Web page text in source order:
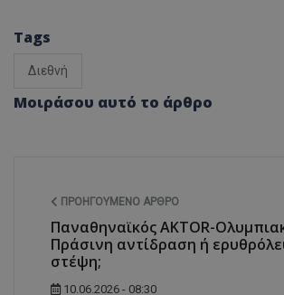
Tags
Διεθνή
Μοιράσου αυτό το άρθρο
ΠΡΟΗΓΟΎΜΕΝΟ ΆΡΘΡΟ
Παναθηναϊκός AKTOR-
Πράσινη αντίδραση ή
στέψη;
10.06.2026 - 08:30